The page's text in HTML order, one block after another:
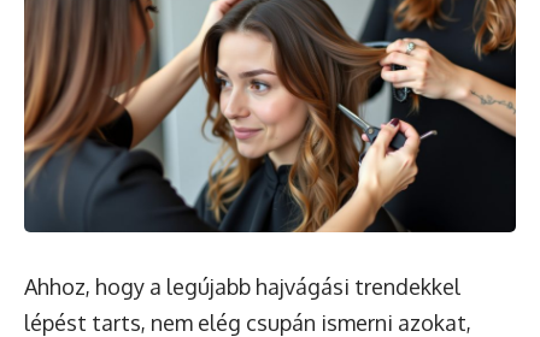
Ahhoz, hogy a legújabb hajvágási trendekkel
lépést tarts, nem elég csupán ismerni azokat,